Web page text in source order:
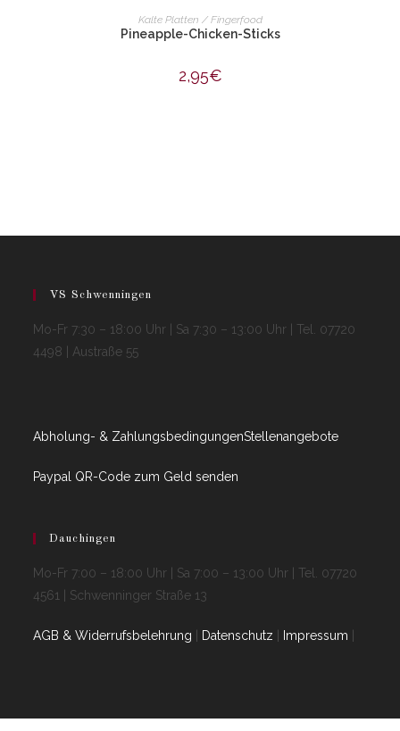
IN DEN WARENKORB
Kalte Platten / Fingerfood
Pineapple-Chicken-Sticks
2,95€
VS Schwenningen
Mo-Fr 7:30 – 18:00 Uhr | Sa 7:30 – 13:00 Uhr | Tel. 07720
4498 | Austraße 55
Abholung- & ZahlungsbedingungenStellenangebote
Paypal QR-Code zum Geld senden
Dauchingen
Mo-Fr 7:00 – 18:00 Uhr | Sa 7:00 – 13:00 Uhr | Tel. 07720
4561 | Schwenninger Straße 13
AGB & Widerrufsbelehrung Datenschutz Impressum